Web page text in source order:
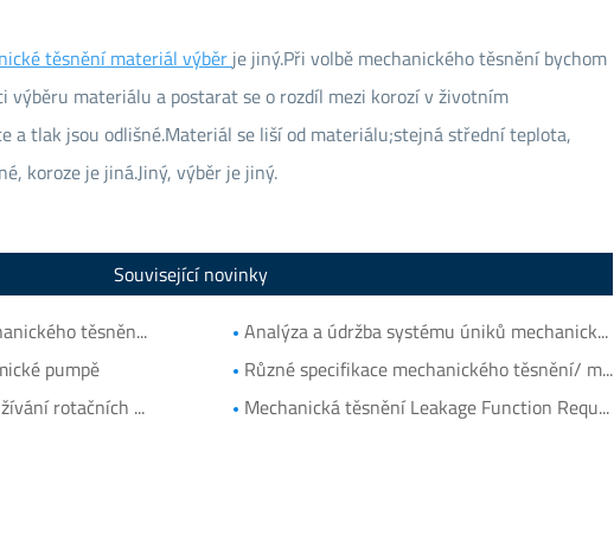
těsnění materiál výběr je jiný.Při volbě mechanického těsnění bychom
výběru materiálu a postarat se o rozdíl mezi korozí v životním
a tlak jsou odlišné.Materiál se liší od materiálu;stejná střední teplota,
koroze je jiná.Jiný, výběr je jiný.
Související novinky
Rozdíl mezi mícháním mechanického těsnění a čerpadlem mechanického těsnění
Analýza a údržba systému úniků mechanického těsnění pro čerpadlo
pumpě
Různé specifikace mechanického těsnění/ mechanického těsnění Collocation with Pumps
Mechanické těsnění při používání rotačních zařízení
Mechanická těsnění Leakage Function Request and Service Life